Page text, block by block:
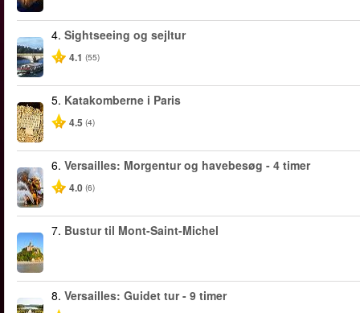
4. Sightseeing og sejltur
4.1 (55)
5. Katakomberne i Paris
4.5 (4)
6. Versailles: Morgentur og havebesøg - 4 timer
4.0 (6)
7. Bustur til Mont-Saint-Michel
8. Versailles: Guidet tur - 9 timer